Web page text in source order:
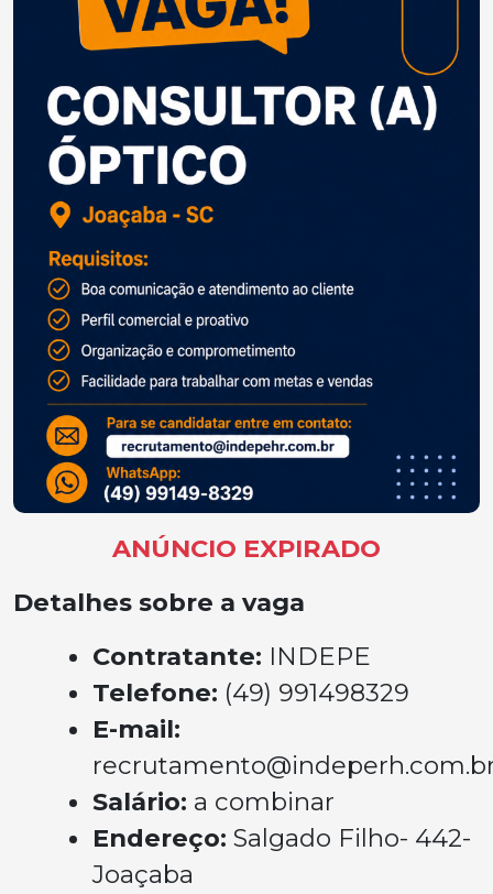
ANÚNCIO EXPIRADO
Detalhes sobre a vaga
Contratante: INDEPE
Telefone: (49) 991498329
E-mail:
Salário: a combinar
Endereço: Salgado Filho- 442-
Joaçaba